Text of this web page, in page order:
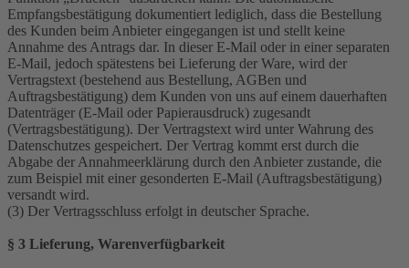
Empfangsbestätigung dokumentiert lediglich, dass die Bestellung
des Kunden beim Anbieter eingegangen ist und stellt keine
Annahme des Antrags dar. In dieser E-Mail oder in einer separaten
E-Mail, jedoch spätestens bei Lieferung der Ware, wird der
Vertragstext (bestehend aus Bestellung, AGBen und
Auftragsbestätigung) dem Kunden von uns auf einem dauerhaften
Datenträger (E-Mail oder Papierausdruck) zugesandt
(Vertragsbestätigung). Der Vertragstext wird unter Wahrung des
Datenschutzes gespeichert. Der Vertrag kommt erst durch die
Abgabe der Annahmeerklärung durch den Anbieter zustande, die
zum Beispiel mit einer gesonderten E-Mail (Auftragsbestätigung)
versandt wird.
(3) Der Vertragsschluss erfolgt in deutscher Sprache.
§ 3 Lieferung, Warenverfügbarkeit